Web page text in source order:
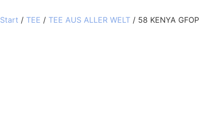
Start / TEE / TEE AUS ALLER WELT / 58 KENYA GFOP